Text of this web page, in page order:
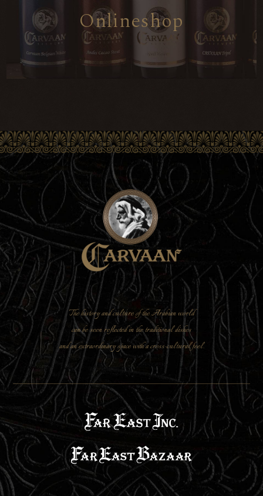
Onlineshop
The history and culture of the Arabian world
can be seen reflected in the traditional dishes
and an extraordinary space with a cross-cultural feel.